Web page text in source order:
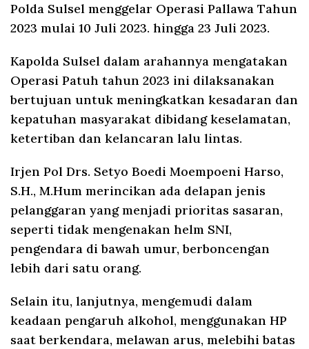
Polda Sulsel menggelar Operasi Pallawa Tahun
2023 mulai 10 Juli 2023. hingga 23 Juli 2023.
Kapolda Sulsel dalam arahannya mengatakan
Operasi Patuh tahun 2023 ini dilaksanakan
bertujuan untuk meningkatkan kesadaran dan
kepatuhan masyarakat dibidang keselamatan,
ketertiban dan kelancaran lalu lintas.
Irjen Pol Drs. Setyo Boedi Moempoeni Harso,
S.H., M.Hum merincikan ada delapan jenis
pelanggaran yang menjadi prioritas sasaran,
seperti tidak mengenakan helm SNI,
pengendara di bawah umur, berboncengan
lebih dari satu orang.
Selain itu, lanjutnya, mengemudi dalam
keadaan pengaruh alkohol, menggunakan HP
saat berkendara, melawan arus, melebihi batas